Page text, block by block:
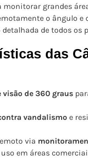
monitorar grandes
o ângulo e
de todos os
das
visão de 360 graus
vandalismo e
via
uso em áreas